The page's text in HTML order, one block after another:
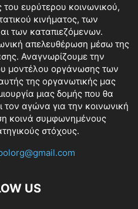
του ευρύτερου κοινωνικού,
κινήματος, των
των καταπιεζόμενων.
απελευθέρωση μέσω της
Αναγνωρίζουμε την
μοντέλου οργάνωσης των
της οργανωτικής μας
μιας δομής που θα
τον αγώνα για την κοινωνική
κοινά συμφωνημένους
στόχους.
US